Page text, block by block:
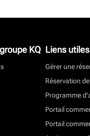
KQ Liens utiles
Gérer une
Réservation
Programme
Portail
Portail